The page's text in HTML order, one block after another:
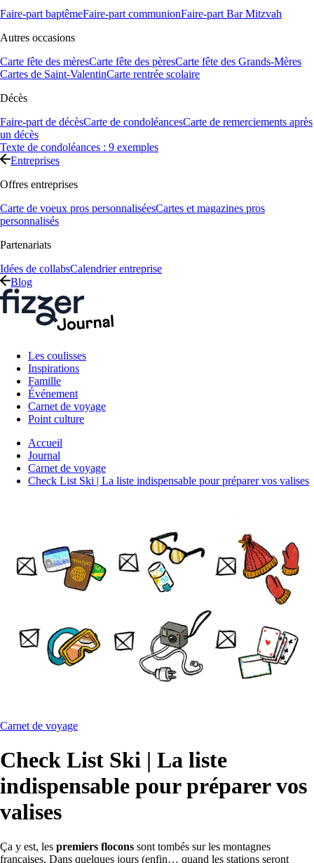
Faire-part baptêmeFaire-part communionFaire-part Bar Mitzvah
Autres occasions
Carte fête des mèresCarte fête des pèresCarte fête des Grands-Mères
Cartes de Saint-ValentinCarte rentrée scolaire
Décès
Faire-part de décèsCarte de condoléancesCarte de remerciements après
un décès
Texte de condoléances : 9 exemples
Entreprises
Offres entreprises
Carte de voeux pros personnaliséesCartes et magazines pros
personnalisés
Partenariats
Idées de collabsCalendrier entreprise
Blog
Les coulisses
Inspirations
Famille
Événement
Carnet de voyage
Point culture
Accueil
Journal
Carnet de voyage
Check List Ski | La liste indispensable pour préparer vos valises
Carnet de voyage
Check List Ski | La liste
indispensable pour préparer vos
valises
Ça y est, les premiers flocons sont tombés sur les montagnes
françaises. Dans quelques jours (enfin… quand les stations seront